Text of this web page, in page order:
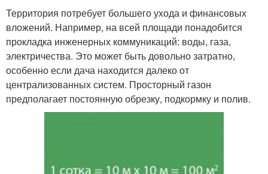
Территория потребует большего ухода и финансовых
вложений. Например, на всей площади понадобится
прокладка инженерных коммуникаций: воды, газа,
электричества. Это может быть довольно затратно,
особенно если дача находится далеко от
централизованных систем. Просторный газон
предполагает постоянную обрезку, подкормку и полив.